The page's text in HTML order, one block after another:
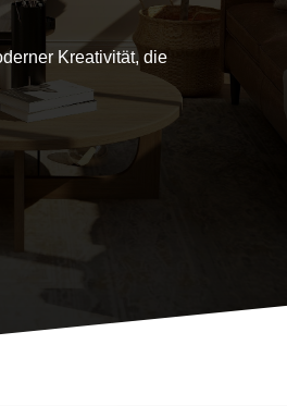
Kreativität, die